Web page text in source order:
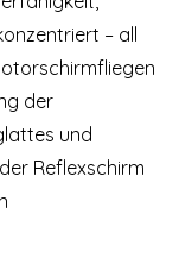
– all
der
und
Reflexschirm